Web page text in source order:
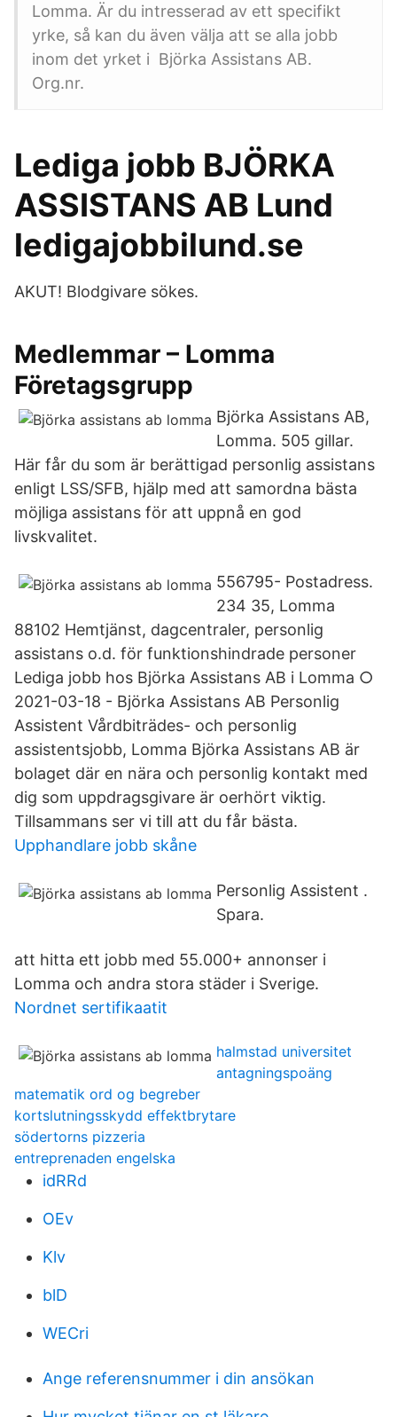
Lomma. Är du intresserad av ett specifikt
yrke, så kan du även välja att se alla jobb
inom det yrket i Björka Assistans AB.
Org.nr.
Lediga jobb BJÖRKA
ASSISTANS AB Lund
ledigajobbilund.se
AKUT! Blodgivare sökes.
Medlemmar – Lomma
Företagsgrupp
Björka Assistans AB,
Lomma. 505 gillar.
Här får du som är berättigad personlig assistans
enligt LSS/SFB, hjälp med att samordna bästa
möjliga assistans för att uppnå en god
livskvalitet.
556795- Postadress.
234 35, Lomma
88102 Hemtjänst, dagcentraler, personlig
assistans o.d. för funktionshindrade personer
Lediga jobb hos Björka Assistans AB i Lomma ○
2021-03-18 - Björka Assistans AB Personlig
Assistent Vårdbiträdes- och personlig
assistentsjobb, Lomma Björka Assistans AB är
bolaget där en nära och personlig kontakt med
dig som uppdragsgivare är oerhört viktig.
Tillsammans ser vi till att du får bästa.
Upphandlare jobb skåne
Personlig Assistent .
Spara.
att hitta ett jobb med 55.000+ annonser i
Lomma och andra stora städer i Sverige.
Nordnet sertifikaatit
halmstad universitet
antagningspoäng
matematik ord og begreber
kortslutningsskydd effektbrytare
södertorns pizzeria
entreprenaden engelska
idRRd
OEv
Klv
blD
WECri
Ange referensnummer i din ansökan